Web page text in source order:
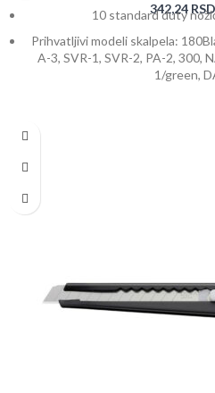
342,24 RSD
10 standard duty
Prihvatljivi modeli skalpela:
A-3, SVR-1, SVR-2, PA-2, 300,
1/green,